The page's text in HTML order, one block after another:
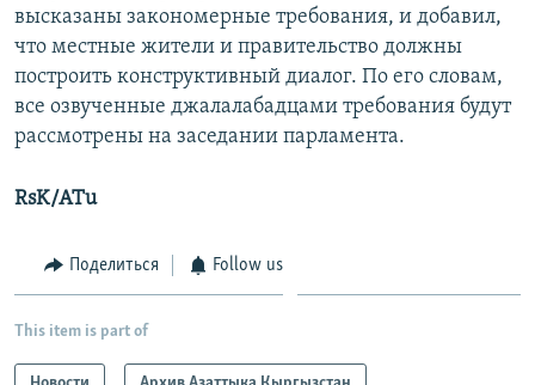
высказаны закономерные требования, и добавил,
что местные жители и правительство должны
построить конструктивный диалог. По его словам,
все озвученные джалалабадцами требования будут
рассмотрены на заседании парламента.
RsK/ATu
Поделиться Follow us
This item is part of